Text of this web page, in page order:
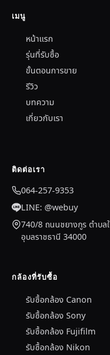
เมนู
หน้าแรก
รุ่นที่รับซื้อ
ขั้นตอนการขาย
รีวิว
บทความ
เกี่ยวกับเรา
ติดต่อเรา
064-257-9353
LINE: @webuy
740/8 ถนนชยางกูร ตำบล
อุบลราชธานี 34000
กล้องที่รับซื้อ
รับซื้อกล้อง Canon
รับซื้อกล้อง Sony
รับซื้อกล้อง Fujifilm
รับซื้อกล้อง Nikon